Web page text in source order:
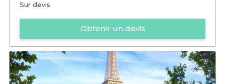
Sur devis
Obtenir un devis